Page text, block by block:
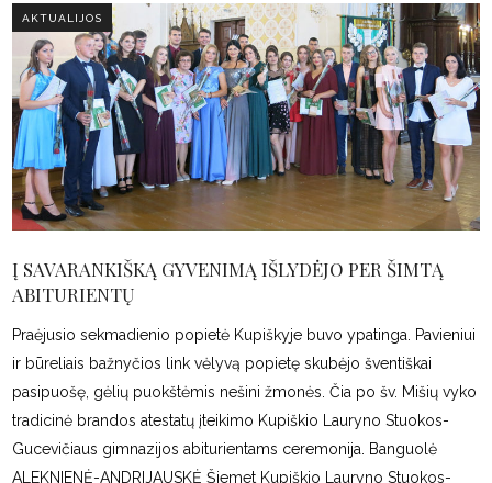
AKTUALIJOS
Į SAVARANKIŠKĄ GYVENIMĄ IŠLYDĖJO PER ŠIMTĄ
ABITURIENTŲ
Praėjusio sekmadienio popietė Kupiškyje buvo ypatinga. Pavieniui
ir būreliais bažnyčios link vėlyvą popietę skubėjo šventiškai
pasipuošę, gėlių puokštėmis nešini žmonės. Čia po šv. Mišių vyko
tradicinė brandos atestatų įteikimo Kupiškio Lauryno Stuokos-
Gucevičiaus gimnazijos abiturientams ceremonija. Banguolė
ALEKNIENĖ-ANDRIJAUSKĖ Šiemet Kupiškio Lauryno Stuokos-